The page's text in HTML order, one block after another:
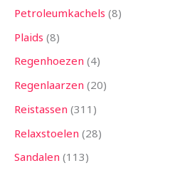
Petroleumkachels 8
Plaids 8
Regenhoezen 4
Regenlaarzen 20
Reistassen 311
Relaxstoelen 28
Sandalen 113